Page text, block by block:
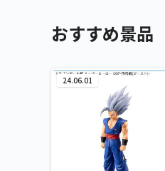
おすすめ景品
24.06.01